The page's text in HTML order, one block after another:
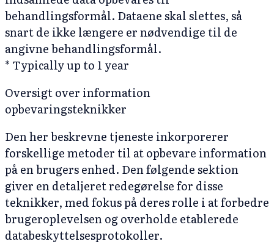
behandlingsformål. Dataene skal slettes, så
snart de ikke længere er nødvendige til de
angivne behandlingsformål.
* Typically up to 1 year
Oversigt over information
opbevaringsteknikker
Den her beskrevne tjeneste inkorporerer
forskellige metoder til at opbevare information
på en brugers enhed. Den følgende sektion
giver en detaljeret redegørelse for disse
teknikker, med fokus på deres rolle i at forbedre
brugeroplevelsen og overholde etablerede
databeskyttelsesprotokoller.